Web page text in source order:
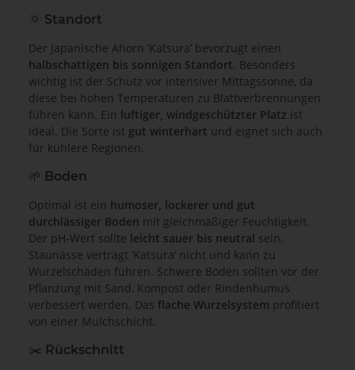
🌞 Standort
Der Japanische Ahorn ‘Katsura’ bevorzugt einen
halbschattigen bis sonnigen Standort. Besonders
wichtig ist der Schutz vor intensiver Mittagssonne, da
diese bei hohen Temperaturen zu Blattverbrennungen
führen kann. Ein luftiger, windgeschützter Platz ist
ideal. Die Sorte ist gut winterhart und eignet sich auch
für kühlere Regionen.
🌱 Boden
Optimal ist ein humoser, lockerer und gut
durchlässiger Boden mit gleichmäßiger Feuchtigkeit.
Der pH-Wert sollte leicht sauer bis neutral sein.
Staunässe verträgt ‘Katsura’ nicht und kann zu
Wurzelschäden führen. Schwere Böden sollten vor der
Pflanzung mit Sand, Kompost oder Rindenhumus
verbessert werden. Das flache Wurzelsystem profitiert
von einer Mulchschicht.
✂️ Rückschnitt